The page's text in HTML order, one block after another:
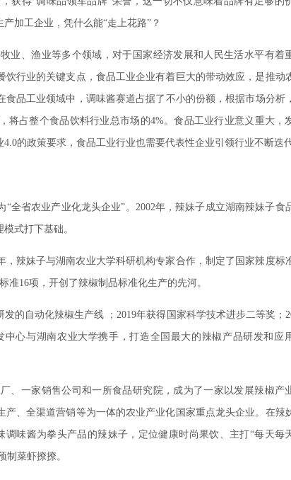
加工企业，凭什么能“走上花路”？
业、渔业等多个领域，对于国家经济发展和人民生活水平有着
行业的关键支点，食品工业企业有着巨大的带动效应，是推动
品工业领域中，调味酱赛道占据了不小的份额，根据市场分析
将占整个食品饮料行业总市场的4%。食品工业行业意义重大，
的政策要求，食品工业行业也需要代表性企业引领行业不断迭代
全省农业产业化龙头企业”。2002年，辣妹子成立湖南辣妹子食
式打下基础。
辣妹子与湖南农业大学科研机构专家合作，制定了国家辣度标
准16项，开创了辣椒制品标准化生产的先河。
的自动化辣椒生产线 ；2019年获得国家科学技术进步二等奖；
心与湖南农业大学携手，打造全国最大的辣椒产品研发和应
、一家销售公司和一所食品研究院，成为了一家以发展辣椒产
、全渠道营销等为一体的农业产业化国家重点龙头企业。在辣
味酱为拳头产品的辣妹子，定位健康时尚果饮、主打“每天每
制菜虾撩撩。